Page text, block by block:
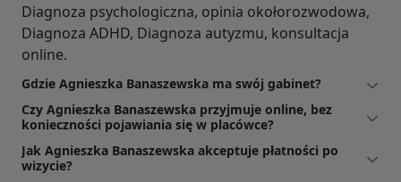
Diagnoza psychologiczna, opinia okołorozwodowa,
Diagnoza ADHD, Diagnoza autyzmu, konsultacja
online.
Gdzie Agnieszka Banaszewska ma swój gabinet?
Czy Agnieszka Banaszewska przyjmuje online, bez
konieczności pojawiania się w placówce?
Jak Agnieszka Banaszewska akceptuje płatności po
wizycie?